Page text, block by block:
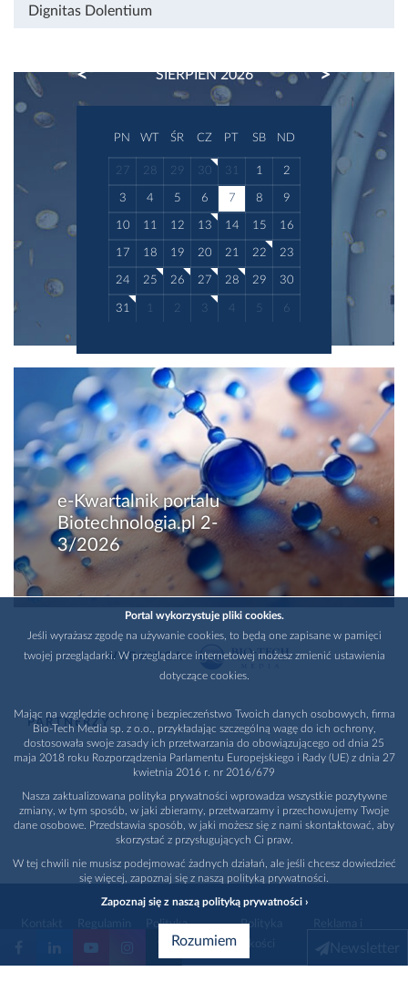
Dignitas Dolentium
SIERPIEŃ 2026
PREVIOUS NEXT
PN WT ŚR CZ PT SB ND
27 28 29 30 31 1 2
3 4 5 6 7 8 9
10 11 12 13 14 15 16
17 18 19 20 21 22 23
24 25 26 27 28 29 30
31 1 2 3 4 5 6
e-Kwartalnik portalu
Biotechnologia.pl 2-
3/2026
WYDAWCA
PARTNERZY
Polityka
prywatności
Polityka
promocja
Portal wykorzystuje pliki cookies.
Jeśli wyrażasz zgodę na używanie cookies, to będą one zapisane w pamięci
twojej przeglądarki. W przeglądarce internetowej możesz zmienić ustawienia
dotyczące cookies.
Mając na względzie ochronę i bezpieczeństwo Twoich danych osobowych, firma
Bio-Tech Media sp. z o.o., przykładając szczególną wagę do ich ochrony,
dostosowała swoje zasady ich przetwarzania do obowiązującego od dnia 25
maja 2018 roku Rozporządzenia Parlamentu Europejskiego i Rady (UE) z dnia 27
kwietnia 2016 r. nr 2016/679
Nasza zaktualizowana polityka prywatności wprowadza wszystkie pozytywne
zmiany, w tym sposób, w jaki zbieramy, przetwarzamy i przechowujemy Twoje
dane osobowe. Przedstawia sposób, w jaki możesz się z nami skontaktować, aby
skorzystać z przysługujących Ci praw.
W tej chwili nie musisz podejmować żadnych działań, ale jeśli chcesz dowiedzieć
się więcej, zapoznaj się z naszą polityką prywatności.
Zapoznaj się z naszą polityką prywatności ›
Rozumiem Newsletter